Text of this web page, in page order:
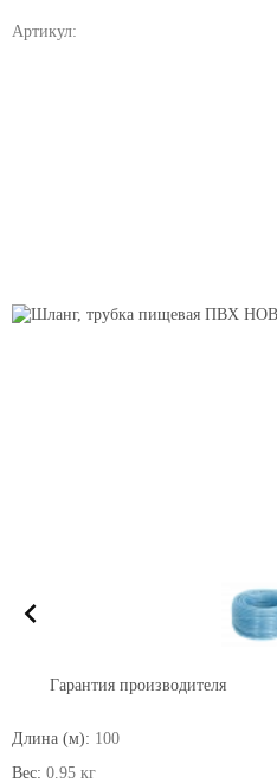
Артикул:
Гарантия производителя
Длина (м): 100
Вес: 0.95 кг